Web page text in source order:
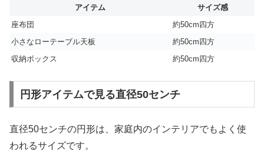
アイテム
サイズ感
座布団
約50cm四方
小さなローテーブル天板
約50cm四方
収納ボックス
約50cm四方
円形アイテムで見る直径50センチ
直径50センチの円形は、家庭内のインテリアでもよく使
われるサイズです。